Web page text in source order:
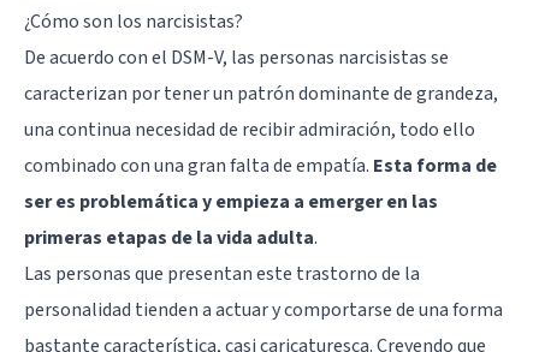
¿Cómo son los narcisistas?
De acuerdo con el DSM-V, las personas narcisistas se
caracterizan por tener un patrón dominante de grandeza,
una continua necesidad de recibir admiración, todo ello
combinado con una gran falta de empatía. Esta forma de
ser es problemática y empieza a emerger en las
primeras etapas de la vida adulta.
Las personas que presentan este trastorno de la
personalidad tienden a actuar y comportarse de una forma
bastante característica, casi caricaturesca. Creyendo que